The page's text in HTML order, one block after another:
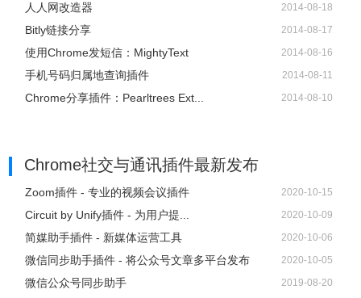
人人网改造器 2014-08-18
Bitly链接分享 2014-08-17
使用Chrome发短信：MightyText 2014-08-16
手机号码归属地查询插件 2014-08-11
Chrome分享插件：Pearltrees Ext... 2014-08-10
Chrome社交与通讯插件最新发布
Zoom插件 - 专业的视频会议插件 2020-10-15
Circuit by Unify插件 - 为用户提... 2020-10-09
简媒助手插件 - 新媒体运营工具 2020-10-06
微信同步助手插件 - 将公众号文章多平台发布 2020-10-05
微信公众号同步助手 2019-08-20